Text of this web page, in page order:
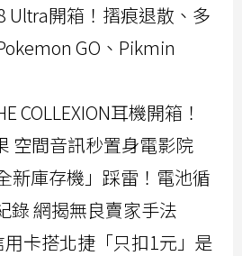
Ultra開箱！摺痕退散、多
GO、Pikmin
COLLEXION耳機開箱！
空間音訊秒置身電影院
新庫存機」踩雷！電池循
錄 網揭無良賣家手法
用卡搭北捷「只扣1元」是